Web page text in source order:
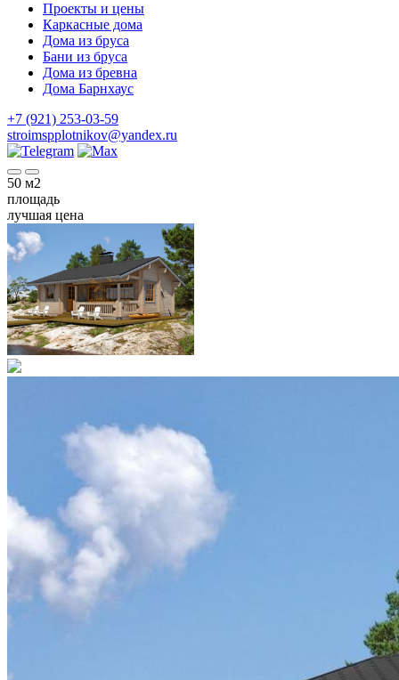
Проекты и цены
Каркасные дома
Дома из бруса
Бани из бруса
Дома из бревна
Дома Барнхаус
+7 (921) 253-03-59
stroimspplotnikov@yandex.ru
50 м2
площадь
лучшая цена